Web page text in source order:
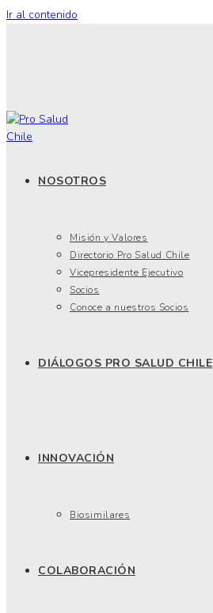
Ir al contenido
NOSOTROS
Misión y Valores
Directorio Pro Salud Chile
Vicepresidente Ejecutivo
Socios
Conoce a nuestros Socios
DIÁLOGOS PRO SALUD CHILE
INNOVACIÓN
Biosimilares
COLABORACIÓN